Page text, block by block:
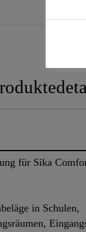
für Sika
in Schulen,